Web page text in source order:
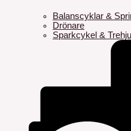
Balanscyklar &
Drönare
Sparkcykel &